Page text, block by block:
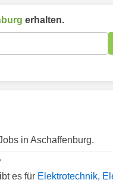
erhalten.
in Aschaffenburg.
es für Elektrotechnik,